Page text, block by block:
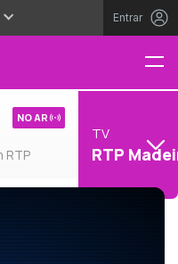
Entrar
RTP
NO AR
TV
RTP